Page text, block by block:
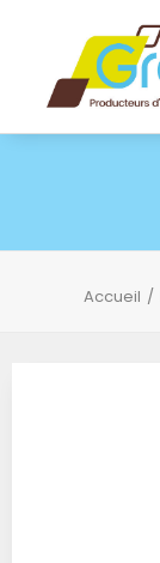
Accueil